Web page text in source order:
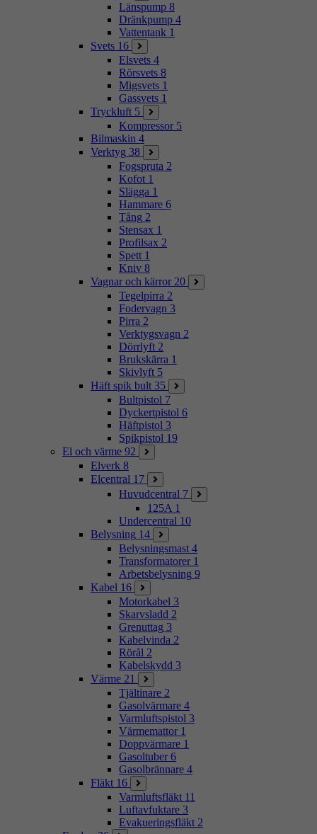
Länspump 8
Dränkpump 4
Vattentank 1
Svets 16
Elsvets 4
Rörsvets 8
Migsvets 1
Gassvets 1
Tryckluft 5
Kompressor 5
Bilmaskin 4
Verktyg 38
Fogspruta 2
Kofot 1
Slägga 1
Hammare 6
Tång 2
Stensax 1
Profilsax 2
Spett 1
Kniv 8
Vagnar och kärror 20
Tegelpirra 2
Fodervagn 3
Pirra 2
Verktygsvagn 2
Dörrlyft 2
Brukskärra 1
Skivlyft 5
Häft spik bult 35
Bultpistol 7
Dyckertpistol 6
Häftpistol 3
Spikpistol 19
El och värme 92
Elverk 8
Elcentral 17
Huvudcentral 7
125A 1
Undercentral 10
Belysning 14
Belysningsmast 4
Transformatorer 1
Arbetsbelysning 9
Kabel 16
Motorkabel 3
Skarvsladd 2
Grenuttag 3
Kabelvinda 2
Rörål 2
Kabelskydd 3
Värme 21
Tjältinare 2
Gasolvärmare 4
Varmluftspistol 3
Värmemattor 1
Doppvärmare 1
Gasoltuber 6
Gasolbrännare 4
Fläkt 16
Varmluftsfläkt 11
Luftavfuktare 3
Evakueringsfläkt 2